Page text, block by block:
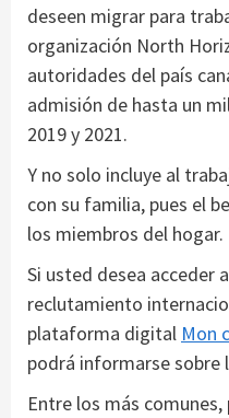
deseen migrar para
organización North
autoridades del país
admisión de hasta un
2019 y 2021.
Y no solo incluye al
con su familia, pues el
los miembros del hogar.
Si usted desea acceder
reclutamiento
plataforma digital Mon
podrá informarse sobre
Entre los más